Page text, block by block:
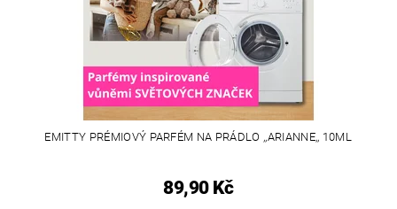
EMITTY PRÉMIOVÝ PARFÉM NA PRÁDLO ,,ARIANNE,, 10ML
89,90 Kč